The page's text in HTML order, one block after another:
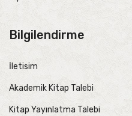
Bilgilendirme
İletisim
Akademik Kitap Talebi
Kitap Yayınlatma Talebi